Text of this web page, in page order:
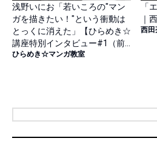
浅野いにお「若いころの"マン
ガを描きたい！"という衝動は
とっくに消えた」【ひらめき☆
講座特別インタビュー#1（前
篇）】
ひらめき☆マンガ教室
「
｜
西田